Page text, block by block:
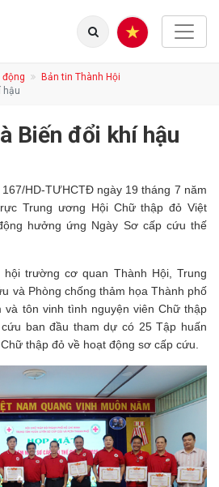
động
Bản tin Thành Hội
hậu
Biến đổi khí hậu
HD-TƯHCTĐ ngày 19 tháng 7 năm
Trung ương Hội Chữ thập đỏ Việt
hưởng ứng Ngày Sơ cấp cứu thế
hội trường cơ quan Thành Hội, Trung
và Phòng chống thảm họa Thành phố
tôn vinh tình nguyện viên Chữ thập
ban đầu tham dự có 25 Tập huấn
thập đỏ về hoạt động sơ cấp cứu.